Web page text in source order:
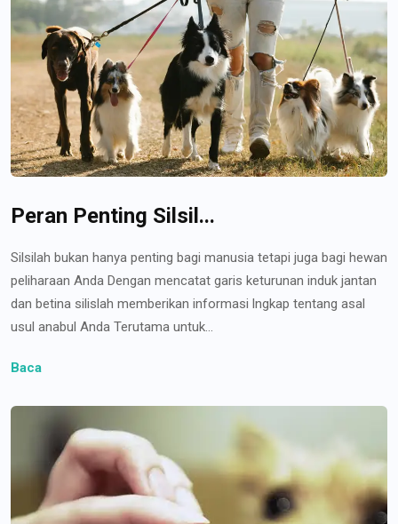
Peran Penting Silsil...
Silsilah bukan hanya penting bagi manusia tetapi juga bagi hewan
peliharaan Anda Dengan mencatat garis keturunan induk jantan
dan betina silislah memberikan informasi lngkap tentang asal
usul anabul Anda Terutama untuk...
Baca